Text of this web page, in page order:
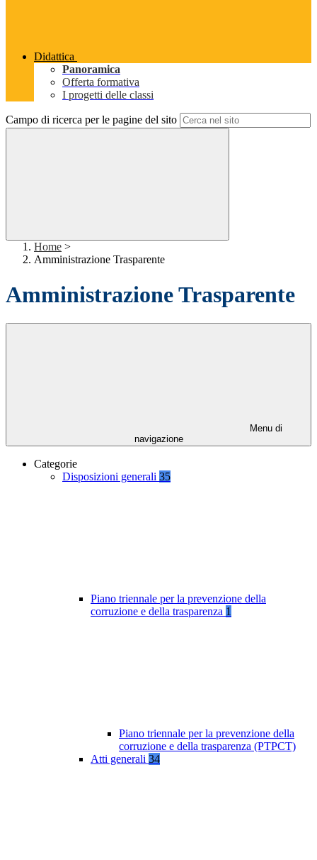
Didattica
Panoramica
Offerta formativa
I progetti delle classi
Campo di ricerca per le pagine del sito
Home >
Amministrazione Trasparente
Amministrazione Trasparente
Menu di
navigazione
Categorie
Disposizioni generali 35
Piano triennale per la prevenzione della
corruzione e della trasparenza 1
Piano triennale per la prevenzione della
corruzione e della trasparenza (PTPCT)
Atti generali 34